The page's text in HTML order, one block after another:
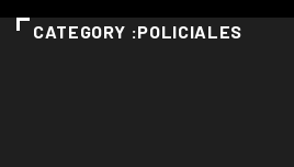
CATEGORY :POLICIALES